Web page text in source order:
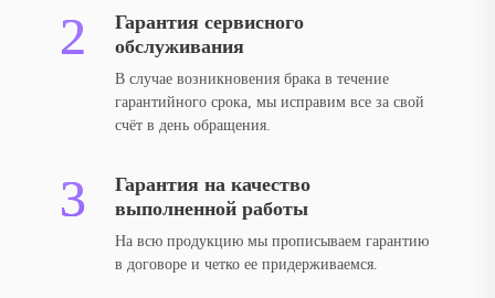
Гарантия сервисного
обслуживания
В случае возникновения брака в течение
гарантийного срока, мы исправим все за свой
счёт в день обращения.
Гарантия на качество
выполненной работы
На всю продукцию мы прописываем гарантию
в договоре и четко ее придерживаемся.